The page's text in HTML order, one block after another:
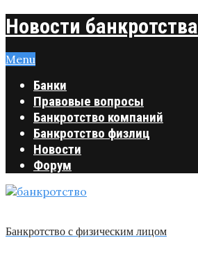
Новости банкротства
Menu
Банки
Правовые вопросы
Банкротство компаний
Банкротство физлиц
Новости
Форум
Банкротство с физическим лицом